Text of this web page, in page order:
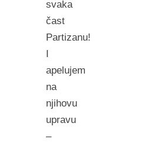
svaka
čast
Partizanu!
I
apelujem
na
njihovu
upravu
–